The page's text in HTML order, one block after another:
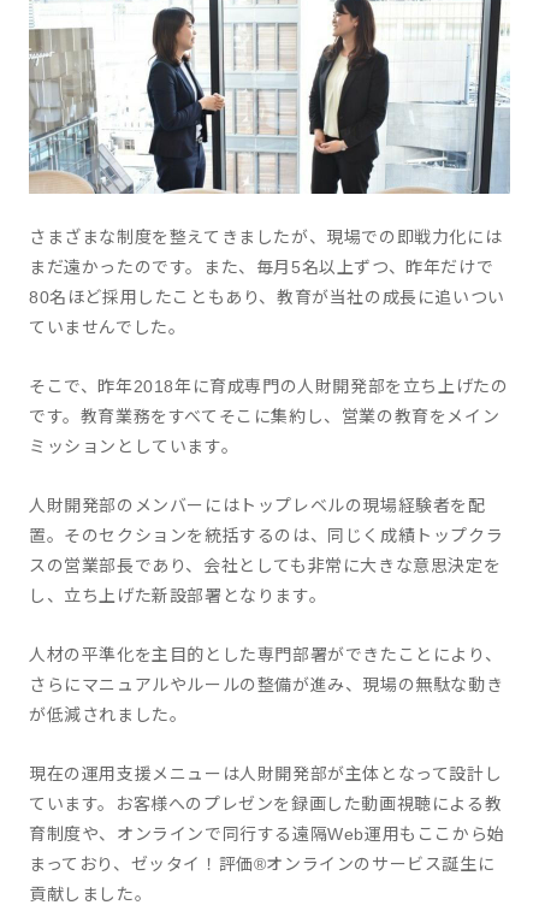
さまざまな制度を整えてきましたが、現場での即戦力化には
まだ遠かったのです。また、毎月5名以上ずつ、昨年だけで
80名ほど採用したこともあり、教育が当社の成長に追いつい
ていませんでした。
そこで、昨年2018年に育成専門の人財開発部を立ち上げたの
です。教育業務をすべてそこに集約し、営業の教育をメイン
ミッションとしています。
人財開発部のメンバーにはトップレベルの現場経験者を配
置。そのセクションを統括するのは、同じく成績トップクラ
スの営業部長であり、会社としても非常に大きな意思決定を
し、立ち上げた新設部署となります。
人材の平準化を主目的とした専門部署ができたことにより、
さらにマニュアルやルールの整備が進み、現場の無駄な動き
が低減されました。
現在の運用支援メニューは人財開発部が主体となって設計し
ています。お客様へのプレゼンを録画した動画視聴による教
育制度や、オンラインで同行する遠隔Web運用もここから始
まっており、ゼッタイ！評価®オンラインのサービス誕生に
貢献しました。